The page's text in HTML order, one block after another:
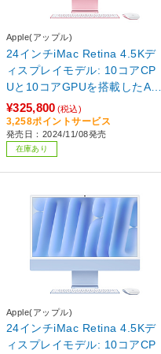
Apple(アップル)
24インチiMac Retina 4.5Kデ
ィスプレイモデル: 10コアCP
Uと10コアGPUを搭載したAp
ple M4チップ, 16GB, 512GB
SSD - ピンク ピンク MWV53
J/A
¥325,800 (税込)
3,258ポイントサービス
発売日：2024/11/08発売
在庫あり
Apple(アップル)
24インチiMac Retina 4.5Kデ
ィスプレイモデル: 10コアCP